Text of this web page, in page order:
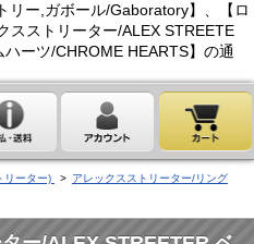
リー,ガボール/Gaboratory】、【ロ
スストリーター/ALEX STREETE
ーツ/CHROME HEARTS】の通
リーター) > アレックスストリーター/リング